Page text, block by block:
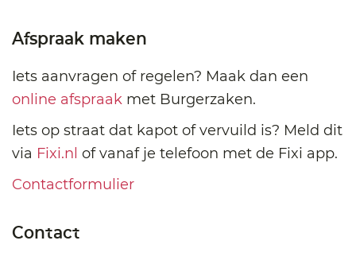
Afspraak maken
Iets aanvragen of regelen? Maak dan een
online afspraak met Burgerzaken.
Iets op straat dat kapot of vervuild is? Meld dit
via Fixi.nl of vanaf je telefoon met de Fixi app.
Contactformulier
Contact